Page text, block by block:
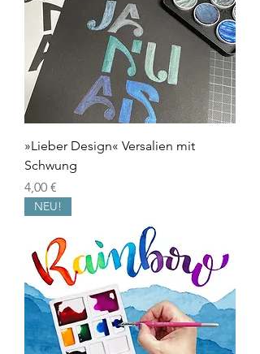
»Lieber Design« Versalien mit
Schwung
Preis
4,00 €
NEU!